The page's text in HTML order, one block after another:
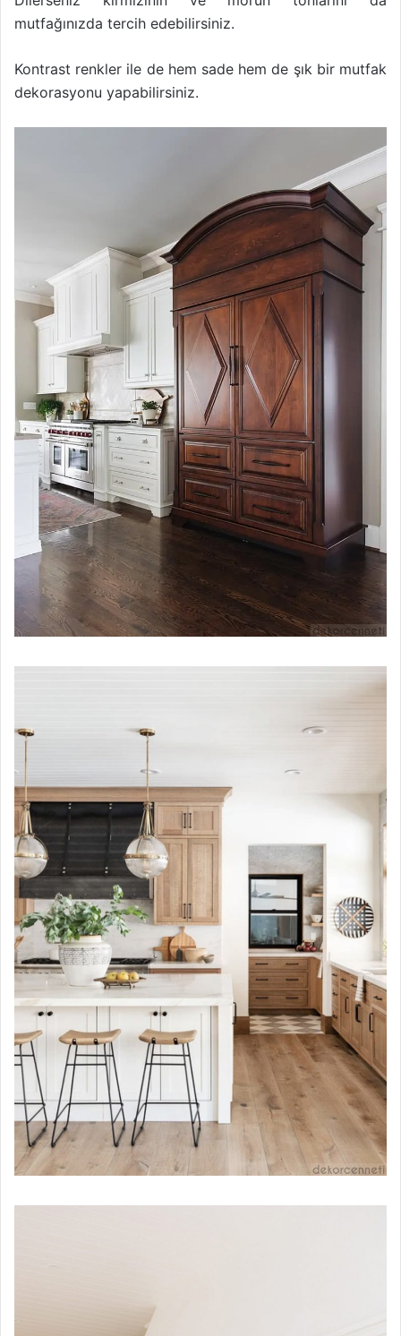
mutfağınızda tercih edebilirsiniz.
Kontrast renkler ile de hem sade hem de şık bir mutfak
dekorasyonu yapabilirsiniz.